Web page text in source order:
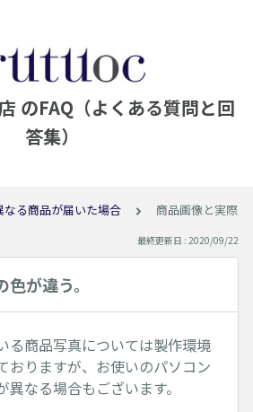
のFAQ（よくある質問と回
答集）
なる商品が届いた場合 商品画像と実際
最終更新日 : 2020/09/22
が違う。
る商品写真については製作環境
おりますが、お使いのパソコン
なる場合もございます。